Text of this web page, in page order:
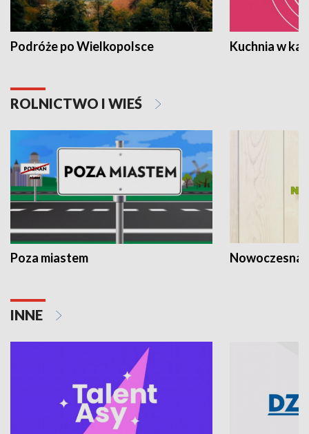
Podróże po Wielkopolsce Kuchnia w
ROLNICTWO I WIEŚ
Poza miastem Nowoczesna
INNE